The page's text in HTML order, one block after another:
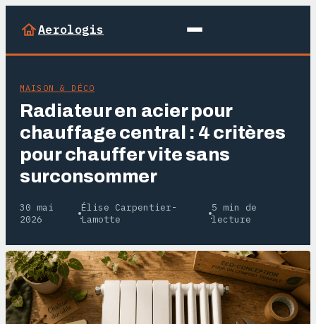
Aerologis
MAISON & DÉCO
Radiateur en acier pour
chauffage central : 4 critères
pour chauffer vite sans
surconsommer
30 mai
2026
·
Élise Carpentier-
Lamotte
·
5 min de
lecture